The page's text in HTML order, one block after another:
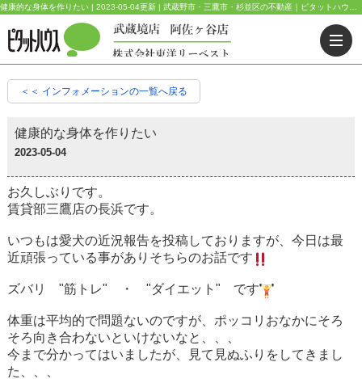
＜＜ インフォメーションの一覧へ戻る
健康的な身体を作りたい
2023-05-04
お久しぶりです。
賃貸部三鷹店の長浜です。
いつもは愛犬の近況報告を投稿しておりますが、今日は最
近頑張っている事がありそちらのお話です
ズバリ "筋トレ" ・ "ダイエット" です
体重は平均的で問題ないのですが、ポッコリおなかにそろ
そろ向き合わないといけないなと、、、
今まで分かってはいましたが、見て見ぬふりをしてきまし
た、、、